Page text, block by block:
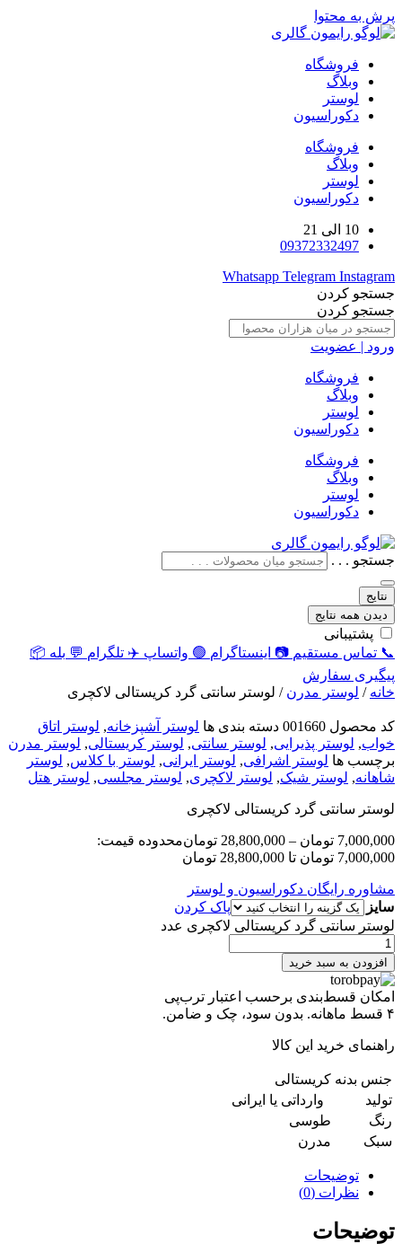
پرش به محتوا
فروشگاه
وبلاگ
لوستر
دکوراسیون
فروشگاه
وبلاگ
لوستر
دکوراسیون
10 الی 21
09372332497
Whatsapp Telegram Instagram
جستجو کردن
جستجو کردن
ورود | عضویت
فروشگاه
وبلاگ
لوستر
دکوراسیون
فروشگاه
وبلاگ
لوستر
دکوراسیون
جستجو . . .
نتایج
دیدن همه نتایج
پشتیبانی
📞 تماس مستقیم 📷 اینستاگرام 🟢 واتساپ ✈️ تلگرام 💬 بله 📦
پیگیری سفارش
خانه / لوستر مدرن / لوستر سانتی گرد کریستالی لاکچری
کد محصول 001660 دسته بندی ها لوستر آشپزخانه, لوستر اتاق
خواب, لوستر پذیرایی, لوستر سانتی, لوستر کریستالی, لوستر مدرن
برچسب ها لوستر اشرافی, لوستر ایرانی, لوستر با کلاس, لوستر
شاهانه, لوستر شیک, لوستر لاکچری, لوستر مجلسی, لوستر هتل
لوستر سانتی گرد کریستالی لاکچری
7,000,000 تومان –
28,800,000 تومانمحدوده قیمت:
7,000,000 تومان تا 28,800,000 تومان
مشاوره رایگان دکوراسیون و لوستر
سایز
پاک کردن
لوستر سانتی گرد کریستالی لاکچری عدد
افزودن به سبد خرید
امکان قسط‌بندی برحسب اعتبار ترب‌پی
۴ قسط ماهانه. بدون سود، چک و ضامن.
راهنمای خرید این کالا
جنس بدنه کریستالی
تولید
وارداتی یا ایرانی
رنگ
طوسی
سبک
مدرن
توضیحات
نظرات (0)
توضیحات